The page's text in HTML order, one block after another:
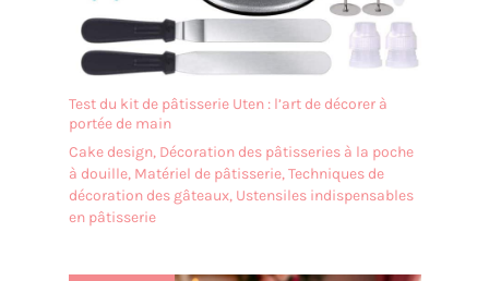
Test du kit de pâtisserie Uten : l’art de décorer à
portée de main
Cake design, Décoration des pâtisseries à la poche
à douille, Matériel de pâtisserie,Techniques de
décoration des gâteaux, Ustensiles indispensables
en pâtisserie